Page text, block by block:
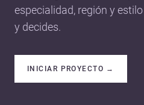
especialidad, región y
y decides.
INICIAR PROYECTO →